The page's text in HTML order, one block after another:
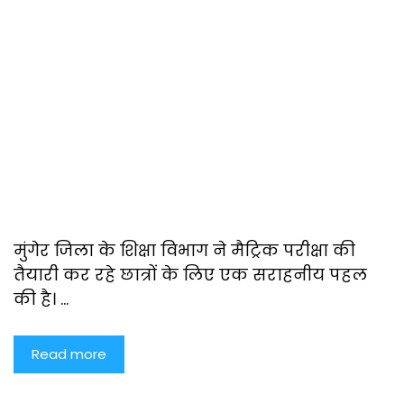
मुंगेर जिला के शिक्षा विभाग ने मैट्रिक परीक्षा की
तैयारी कर रहे छात्रों के लिए एक सराहनीय पहल
की है। …
Read more